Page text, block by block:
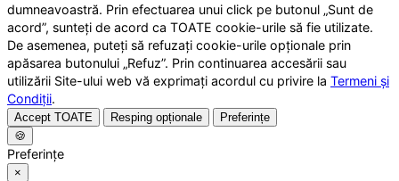
dumneavoastră. Prin efectuarea unui click pe butonul „Sunt de
acord”, sunteți de acord ca TOATE cookie-urile să fie utilizate.
De asemenea, puteți să refuzați cookie-urile opționale prin
apăsarea butonului „Refuz”. Prin continuarea accesării sau
utilizării Site-ului web vă exprimați acordul cu privire la Termeni și
Condiții.
Accept TOATE Resping opționale
Preferințe
🍪
Preferințe
×